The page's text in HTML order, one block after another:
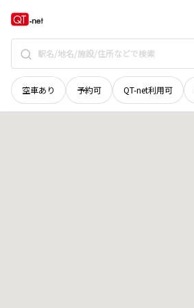
空車あり 予約可 QT-net利用可
島根県